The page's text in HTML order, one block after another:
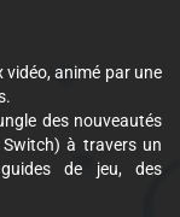
vidéo, animé par une
des nouveautés
à travers un
de jeu, des